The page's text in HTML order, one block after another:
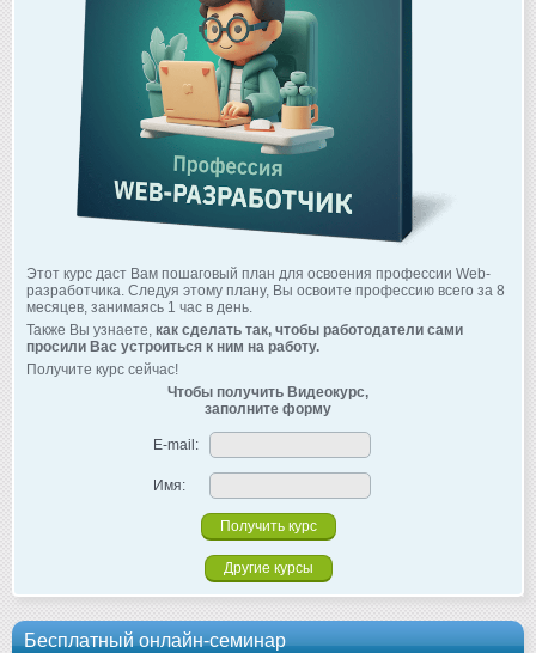
Этот курс даст Вам пошаговый план для освоения профессии Web-
разработчика. Следуя этому плану, Вы освоите профессию всего за 8
месяцев, занимаясь 1 час в день.
Также Вы узнаете, как сделать так, чтобы работодатели сами
просили Вас устроиться к ним на работу.
Получите курс сейчас!
Чтобы получить Видеокурс,
заполните форму
E-mail:
Имя:
Другие курсы
Бесплатный онлайн-семинар